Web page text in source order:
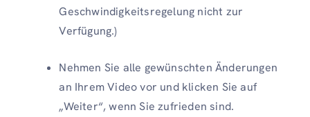
Geschwindigkeitsregelung nicht zur
Verfügung.)
Nehmen Sie alle gewünschten Änderungen
an Ihrem Video vor und klicken Sie auf
„Weiter“, wenn Sie zufrieden sind.